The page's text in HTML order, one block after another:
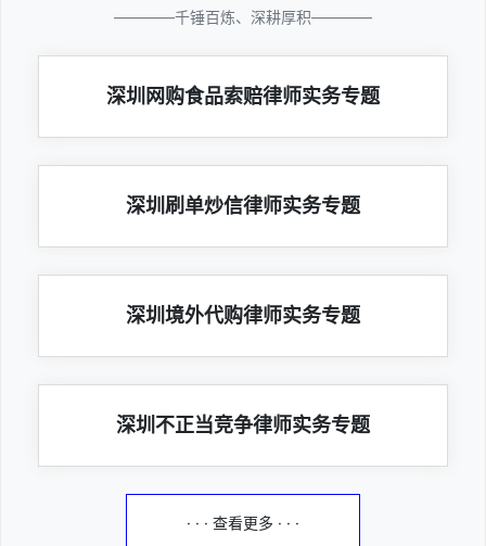
————千锤百炼、深耕厚积————
深圳网购食品索赔律师实务专题
深圳刷单炒信律师实务专题
深圳境外代购律师实务专题
深圳不正当竞争律师实务专题
· · · 查看更多 · · ·